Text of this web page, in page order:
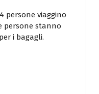
persone viaggino
persone stanno
i bagagli.